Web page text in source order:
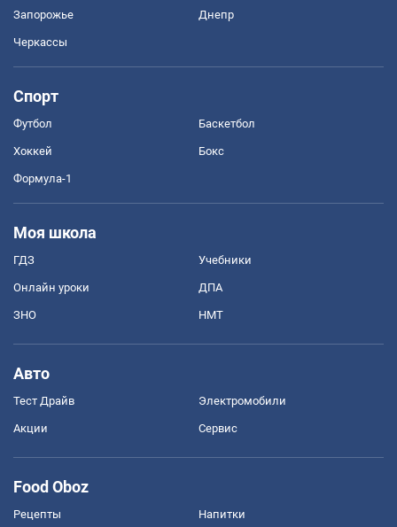
Запорожье Днепр
Черкассы
Спорт
Футбол Баскетбол
Хоккей Бокс
Формула-1
Моя школа
ГДЗ Учебники
Онлайн уроки ДПА
ЗНО НМТ
Авто
Тест Драйв Электромобили
Акции Сервис
Food Oboz
Рецепты Напитки